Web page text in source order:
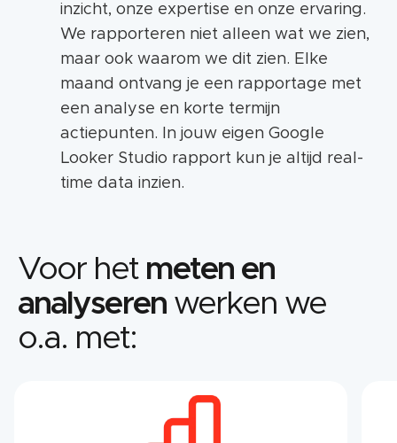
inzicht, onze expertise en onze ervaring.
We rapporteren niet alleen wat we zien,
maar ook waarom we dit zien. Elke
maand ontvang je een rapportage met
een analyse en korte termijn
actiepunten. In jouw eigen Google
Looker Studio rapport kun je altijd real-
time data inzien.
Voor het meten en
analyseren werken we
o.a. met: